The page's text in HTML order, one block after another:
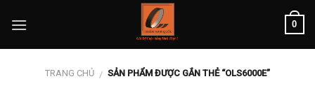
0
TRANG CHỦ / SẢN PHẨM ĐƯỢC GẮN THẺ “OLS6000E”